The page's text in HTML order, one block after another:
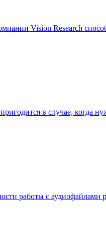
Vision Research
в случае, когда
работы с аудиофайлами